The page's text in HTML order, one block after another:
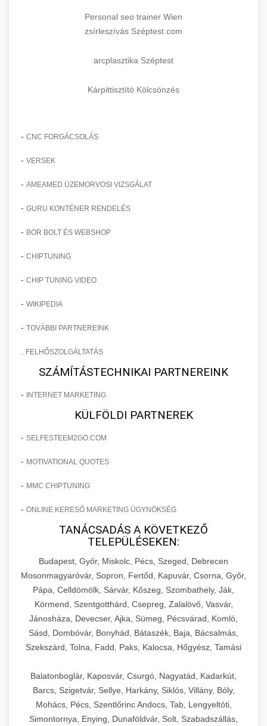
Personal seo trainer Wien
zsírleszívás Széptest.com
arcplasztika Széptest
Kárpittisztító Kölcsönzés
- CNC FORGÁCSOLÁS
- VERSEK
- AMEAMED ÜZEMORVOSI VIZSGÁLAT
- GURU KONTÉNER RENDELÉS
- BOR BOLT ÉS WEBSHOP
- CHIPTUNING
- CHIP TUNING VIDEO
- WIKIPEDIA
- TOVÁBBI PARTNEREINK
FELHŐSZOLGÁLTATÁS
SZÁMÍTÁSTECHNIKAI PARTNEREINK
- INTERNET MARKETING
KÜLFÖLDI PARTNEREK
- SELFESTEEM2GO.COM
- MOTIVATIONAL QUOTES
- MMC CHIPTUNING
- ONLINE KERESŐ MARKETING ÜGYNÖKSÉG
TANÁCSADÁS A KÖVETKEZŐ
TELEPÜLÉSEKEN:
Budapest, Győr, Miskolc, Pécs, Szeged, Debrecen
Mosonmagyaróvár, Sopron, Fertőd, Kapuvár, Csorna, Győr,
Pápa, Celldömölk, Sárvár, Kőszeg, Szombathely, Ják,
Körmend, Szentgotthárd, Csepreg, Zalalövő, Vasvár,
Jánosháza, Devecser, Ajka, Sümeg, Pécsvárad, Komló,
Sásd, Dombóvár, Bonyhád, Bátaszék, Baja, Bácsalmás,
Szekszárd, Tolna, Fadd, Paks, Kalocsa, Hőgyész, Tamási
Balatonboglár, Kaposvár, Csurgó, Nagyatád, Kadarkút,
Barcs, Szigetvár, Sellye, Harkány, Siklós, Villány, Bóly,
Mohács, Pécs, Szentlőrinc Andocs, Tab, Lengyeltóti,
Simontornya, Enying, Dunaföldvár, Solt, Szabadszállás,